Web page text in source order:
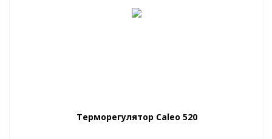
Терморегулятор Caleo 520